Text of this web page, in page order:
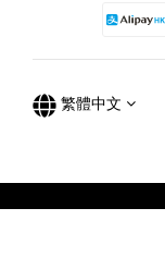
繁體中文